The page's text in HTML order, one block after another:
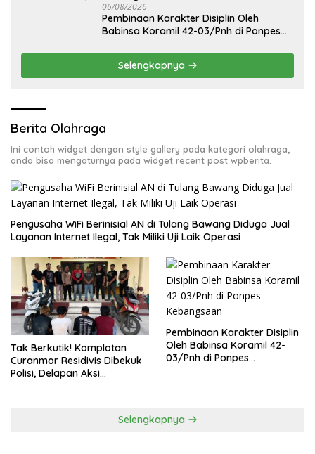
06/08/2026
Pembinaan Karakter Disiplin Oleh
Babinsa Koramil 42-03/Pnh di Ponpes
Selengkapnya
Berita Olahraga
Ini contoh widget dengan style gallery pada kategori olahraga,
anda bisa mengaturnya pada widget recent post wpberita.
Pengusaha WiFi Berinisial AN di Tulang Bawang Diduga Jual
Layanan Internet Ilegal, Tak Miliki Uji Laik Operasi
Tak Berkutik! Komplotan
Curanmor Residivis Dibekuk
Polisi, Delapan Aksi
Pembinaan Karakter Disiplin
Oleh Babinsa Koramil 42-
03/Pnh di Ponpes
Selengkapnya